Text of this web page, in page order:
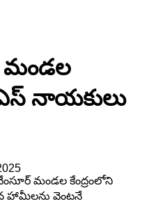
మండల
నాయకులు
మండల కేంద్రంలోని
హామీలను వెంటనే